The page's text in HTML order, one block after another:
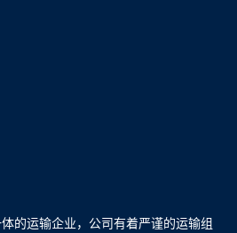
的运输企业，公司有着严谨的运输组